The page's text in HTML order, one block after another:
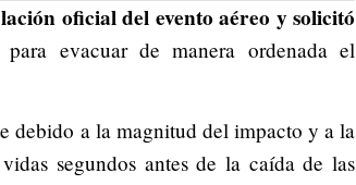
oficial del evento aéreo y solicitó
para evacuar de manera ordenada el
debido a la magnitud del impacto y a la
segundos antes de la caída de las